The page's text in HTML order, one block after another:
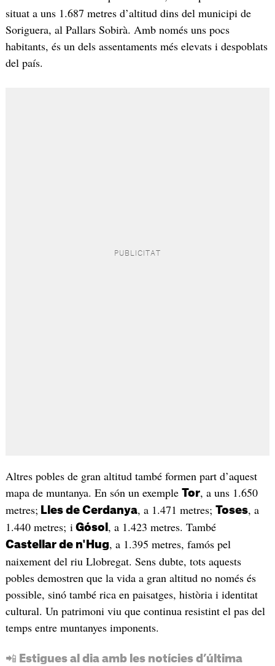
situat a uns 1.687 metres d’altitud dins del municipi de
Soriguera, al Pallars Sobirà. Amb només uns pocs
habitants, és un dels assentaments més elevats i despoblats
del país.
Altres pobles de gran altitud també formen part d’aquest
mapa de muntanya. En són un exemple Tor, a uns 1.650
metres; Lles de Cerdanya, a 1.471 metres; Toses, a
1.440 metres; i Gósol , a 1.423 metres. També
Castellar de n'Hug, a 1.395 metres, famós pel
naixement del riu Llobregat. Sens dubte, tots aquests
pobles demostren que la vida a gran altitud no només és
possible, sinó també rica en paisatges, història i identitat
cultural. Un patrimoni viu que continua resistint el pas del
temps entre muntanyes imponents.
📲 Estigues al dia amb les notícies d’última